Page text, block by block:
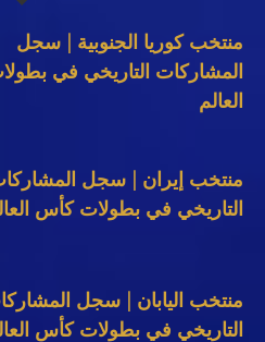
منتخب كوريا الجنوبية | سجل
المشاركات التاريخي في
العالم
منتخب إيران | سجل
التاريخي في بطولات كأس
منتخب اليابان | سجل
التاريخي في بطولات كأس